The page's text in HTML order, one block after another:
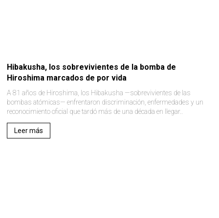
Hibakusha, los sobrevivientes de la bomba de
Hiroshima marcados de por vida
A 81 años de Hiroshima, los Hibakusha —sobrevivientes de las
bombas atómicas— enfrentaron discriminación, enfermedades y un
reconocimiento oficial que tardó más de una década en llegar..
Leer más